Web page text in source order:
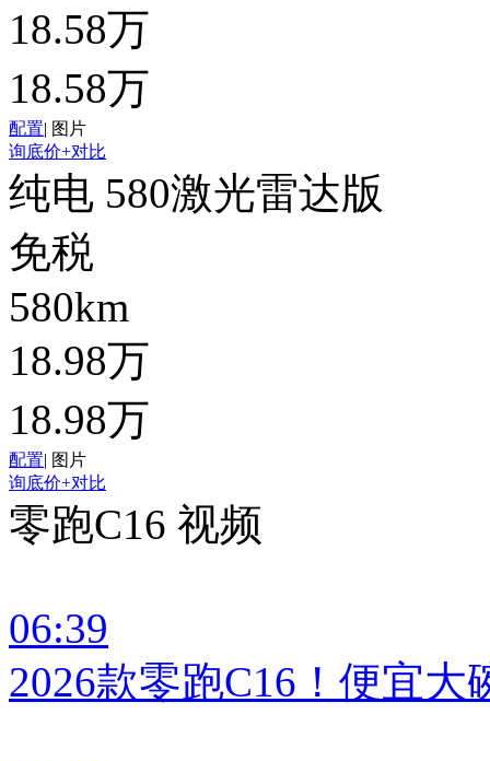
18.58万
18.58万
配置| 图片
询底价+对比
纯电 580激光雷达版
免税
580km
18.98万
18.98万
配置| 图片
询底价+对比
零跑C16 视频
06:39
2026款零跑C16！便宜大